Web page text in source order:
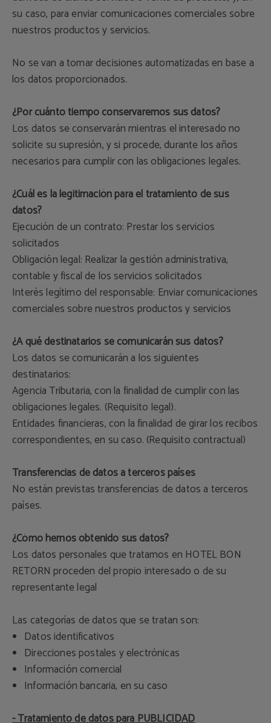
su caso, para enviar comunicaciones comerciales sobre
nuestros productos y servicios.
No se van a tomar decisiones automatizadas en base a
los datos proporcionados.
¿Por cuánto tiempo conservaremos sus datos?
Los datos se conservarán mientras el interesado no
solicite su supresión, y si procede, durante los años
necesarios para cumplir con las obligaciones legales.
¿Cuál es la legitimación para el tratamiento de sus
datos?
Ejecución de un contrato: Prestar los servicios
solicitados
Obligación legal: Realizar la gestión administrativa,
contable y fiscal de los servicios solicitados
Interés legítimo del responsable: Enviar comunicaciones
comerciales sobre nuestros productos y servicios
¿A qué destinatarios se comunicarán sus datos?
Los datos se comunicarán a los siguientes
destinatarios:
Agencia Tributaria, con la finalidad de cumplir con las
obligaciones legales. (Requisito legal).
Entidades financieras, con la finalidad de girar los recibos
correspondientes, en su caso. (Requisito contractual)
Transferencias de datos a terceros países
No están previstas transferencias de datos a terceros
países.
¿Cómo hemos obtenido sus datos?
Los datos personales que tratamos en HOTEL BON
RETORN proceden del propio interesado o de su
representante legal
Las categorías de datos que se tratan son:
Datos identificativos
Direcciones postales y electrónicas
Información comercial
Información bancaria, en su caso
- Tratamiento de datos para PUBLICIDAD